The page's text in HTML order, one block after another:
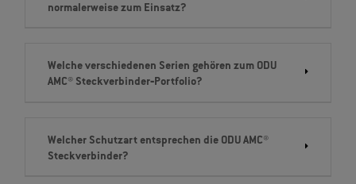
normalerweise zum Einsatz?
Welche verschiedenen Serien gehören zum ODU
AMC® Steckverbinder‐Portfolio?
Welcher Schutzart entsprechen die ODU AMC®
Steckverbinder?